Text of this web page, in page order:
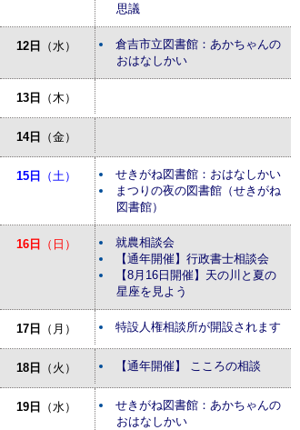
思議
12日 （水）
倉吉市立図書館：あかちゃんの
おはなしかい
13日 （木）
14日 （金）
15日 （土）
せきがね図書館：おはなしかい
まつりの夜の図書館（せきがね
図書館）
16日 （日）
就農相談会
【通年開催】行政書士相談会
【8月16日開催】天の川と夏の
星座を見よう
17日 （月） 特設人権相談所が開設されます
18日 （火） 【通年開催】 こころの相談
19日 （水）
せきがね図書館：あかちゃんの
おはなしかい